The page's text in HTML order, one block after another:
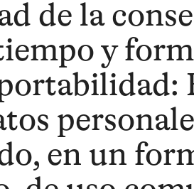
de la
y
en un